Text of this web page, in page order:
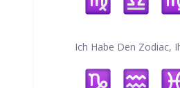
Ich Habe Den Zodiac,